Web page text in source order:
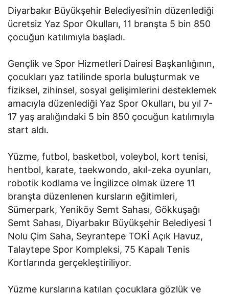
Diyarbakır Büyükşehir Belediyesi’nin düzenlediği
ücretsiz Yaz Spor Okulları, 11 branşta 5 bin 850
çocuğun katılımıyla başladı.
Gençlik ve Spor Hizmetleri Dairesi Başkanlığının,
çocukları yaz tatilinde sporla buluşturmak ve
fiziksel, zihinsel, sosyal gelişimlerini desteklemek
amacıyla düzenlediği Yaz Spor Okulları, bu yıl 7-
17 yaş aralığındaki 5 bin 850 çocuğun katılımıyla
start aldı.
Yüzme, futbol, basketbol, voleybol, kort tenisi,
hentbol, karate, taekwondo, akıl-zeka oyunları,
robotik kodlama ve İngilizce olmak üzere 11
branşta düzenlenen kursların eğitimleri,
Sümerpark, Yeniköy Semt Sahası, Gökkuşağı
Semt Sahası, Diyarbakır Büyükşehir Belediyesi 1
Nolu Çim Saha, Seyrantepe TOKİ Açık Havuz,
Talaytepe Spor Kompleksi, 75 Kapalı Tenis
Kortlarında gerçekleştiriliyor.
Yüzme kurslarına katılan çocuklara gözlük ve